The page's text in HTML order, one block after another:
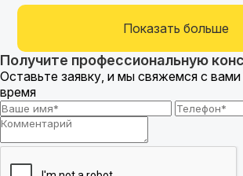
Показать больше
Получите профессиональную
Оставьте заявку, и мы свяжемся с
время